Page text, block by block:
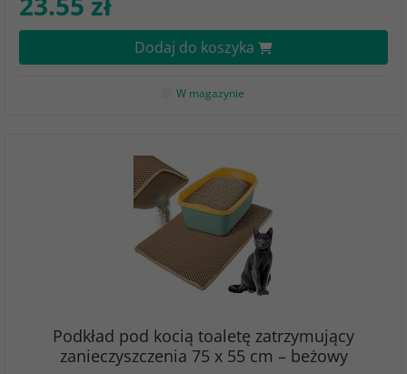
Dodaj do koszyka
W magazynie
Podkład pod kocią toaletę zatrzymujący
zanieczyszczenia 75 x 55 cm – beżowy